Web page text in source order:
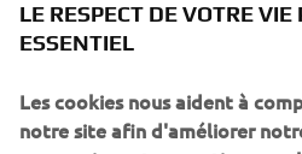
YAMAHA DE RÊVE
QUI ONT MARQUÉ
LA MARQUE,
ET POURQUOI ?
LE RESPECT DE VOTRE VIE
ESSENTIEL
Les cookies nous aident à
notre site afin d'améliorer